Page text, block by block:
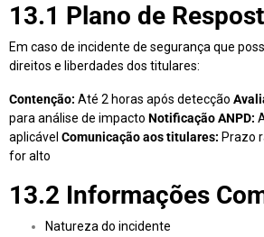
13.1 Plano de
Em caso de incidente de segurança que
direitos e liberdades dos titulares:
Contenção: Até 2 horas após detecção
para análise de impacto Notificação ANPD:
aplicável Comunicação aos titulares: Prazo
for alto
13.2 Informações
Natureza do incidente